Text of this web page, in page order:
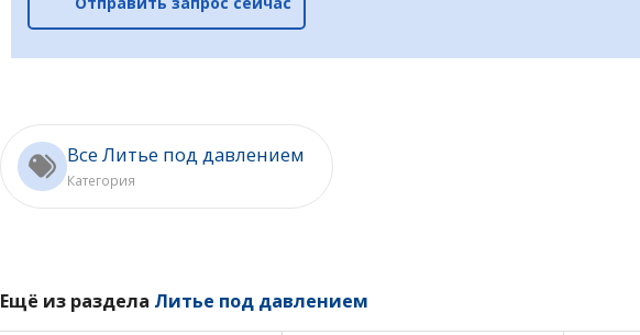
Все Литье под давлением
Категория
Ещё из раздела Литье под давлением